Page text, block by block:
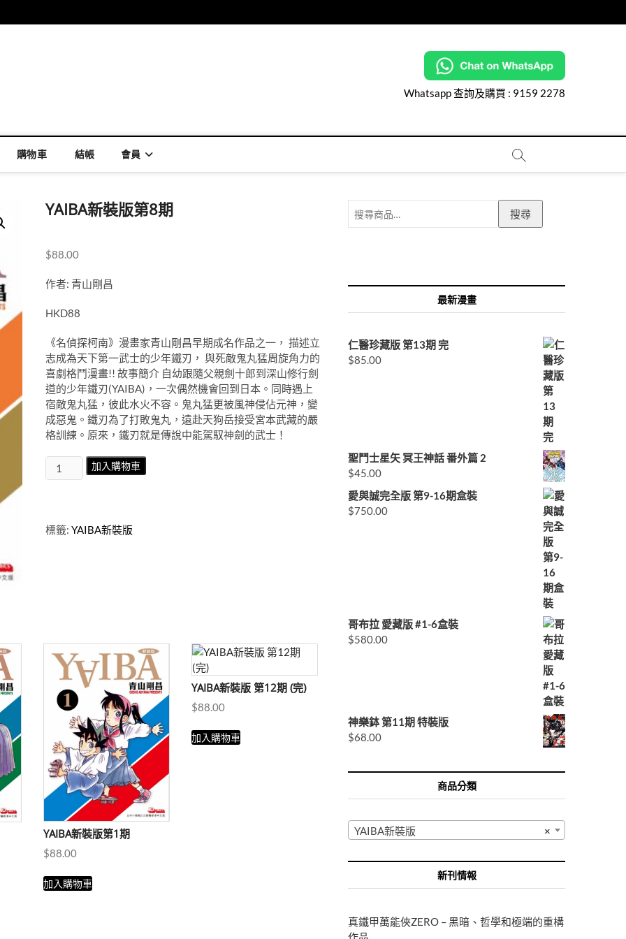
Whatsapp 查詢及購買 : 9159 2278
購物車 結帳 會員
YAIBA新裝版第8期
$88.00
作者: 青山剛昌
HKD88
《名偵探柯南》漫畫家青山剛昌早期成名作品之一， 描述立
志成為天下第一武士的少年鐵刃， 與死敵鬼丸猛周旋角力的
喜劇格鬥漫畫!! 故事簡介 自幼跟隨父親劍十郎到深山修行劍
道的少年鐵刃(YAIBA)，一次偶然機會回到日本。同時遇上
宿敵鬼丸猛，彼此水火不容。鬼丸猛更被風神侵佔元神，變
成惡鬼。鐵刃為了打敗鬼丸，遠赴天狗岳接受宮本武藏的嚴
格訓練。原來，鐵刃就是傳說中能駕馭神劍的武士！
YAIBA
新
第
加入購物車
標籤: YAIBA新裝版
YAIBA新裝版第1期
$88.00
加入購物車
YAIBA新裝版 第12期 (完)
$88.00
加入購物車
搜尋
最新漫畫
仁醫珍藏版 第13期 完
$85.00
聖鬥士星矢 冥王神話 番外篇 2
$45.00
愛與誠完全版 第9-16期盒裝
$750.00
哥布拉 愛藏版 #1-6盒裝
$580.00
神樂鉢 第11期 特裝版
$68.00
商品分類
×
YAIBA新裝版
新刊情報
真鐵甲萬能俠ZERO – 黑暗、哲學和極端的重構